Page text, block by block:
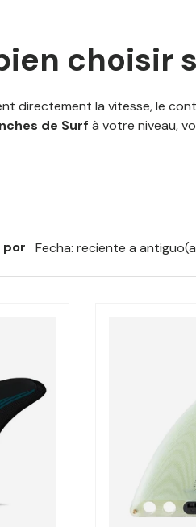
choisir
directement la vitesse, le
de Surf à votre niveau,
por Fecha: reciente a